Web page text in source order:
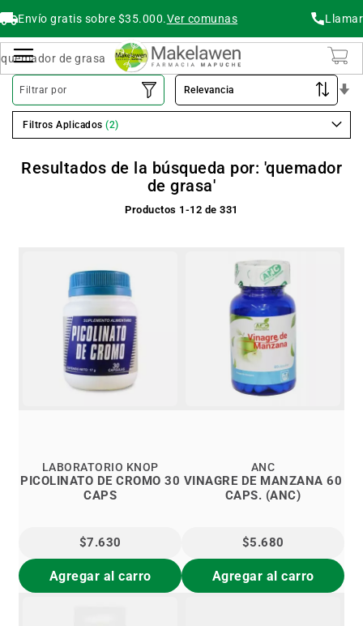
Envío gratis sobre $35.000.Ver comunas Llamar
Resultados de la búsqueda por: 'quemador
de grasa'
Productos 1 -12 de331
PICOLINATO DE CROMO 30
CAPS
LABORATORIO KNOP
$7.630
Agregar al carro
VINAGRE DE MANZANA 60
CAPS. (ANC)
ANC
$5.680
Agregar al carro
Filtrar por
Filtros Aplicados